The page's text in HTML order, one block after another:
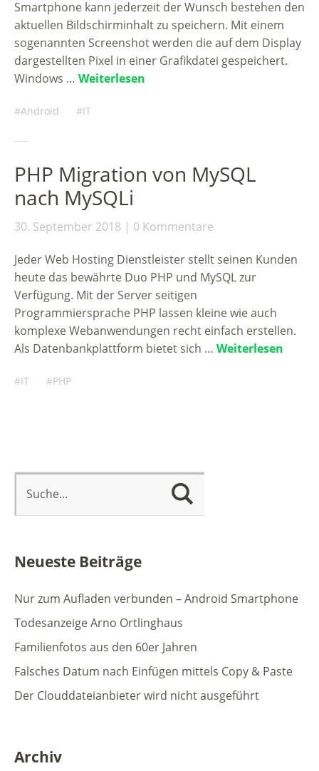
Smartphone kann jederzeit der Wunsch bestehen den
aktuellen Bildschirminhalt zu speichern. Mit einem
sogenannten Screenshot werden die auf dem Display
dargestellten Pixel in einer Grafikdatei gespeichert.
Windows … Weiterlesen
Android IT
PHP Migration von MySQL
nach MySQLi
30. September 2018 0 Kommentare
Jeder Web Hosting Dienstleister stellt seinen Kunden
heute das bewährte Duo PHP und MySQL zur
Verfügung. Mit der Server seitigen
Programmiersprache PHP lassen kleine wie auch
komplexe Webanwendungen recht einfach erstellen.
Als Datenbankplattform bietet sich … Weiterlesen
IT PHP
Neueste Beiträge
Nur zum Aufladen verbunden – Android Smartphone
Todesanzeige Arno Ortlinghaus
Familienfotos aus den 60er Jahren
Falsches Datum nach Einfügen mittels Copy & Paste
Der Clouddateianbieter wird nicht ausgeführt
Archiv